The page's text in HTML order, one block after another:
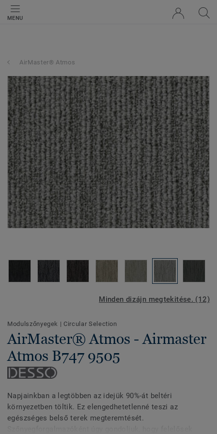
MENU
AirMaster® Atmos
Minden dizájn megtekitése. (12)
Modulszőnyegek | Circular Selection
AirMaster® Atmos - Airmaster
Atmos B747 9505
Napjainkban a legtöbben az idejük 90%-át beltéri
környezetben töltik. Ez elengedhetetlenné teszi az
egészséges belső terek megteremtését.